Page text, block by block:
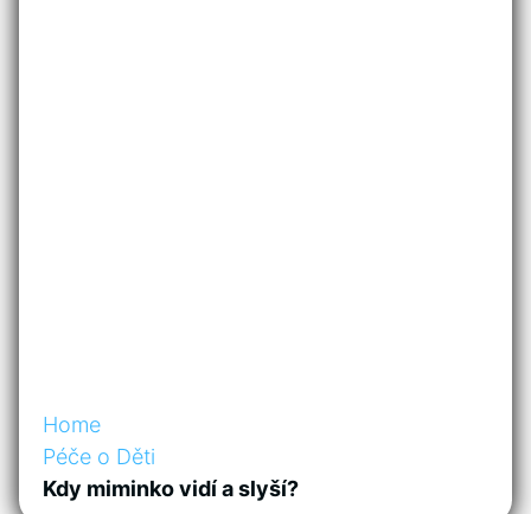
Home
Péče o Děti
Kdy miminko vidí a slyší?